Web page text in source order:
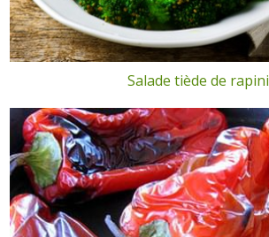
Salade tiède de rapini